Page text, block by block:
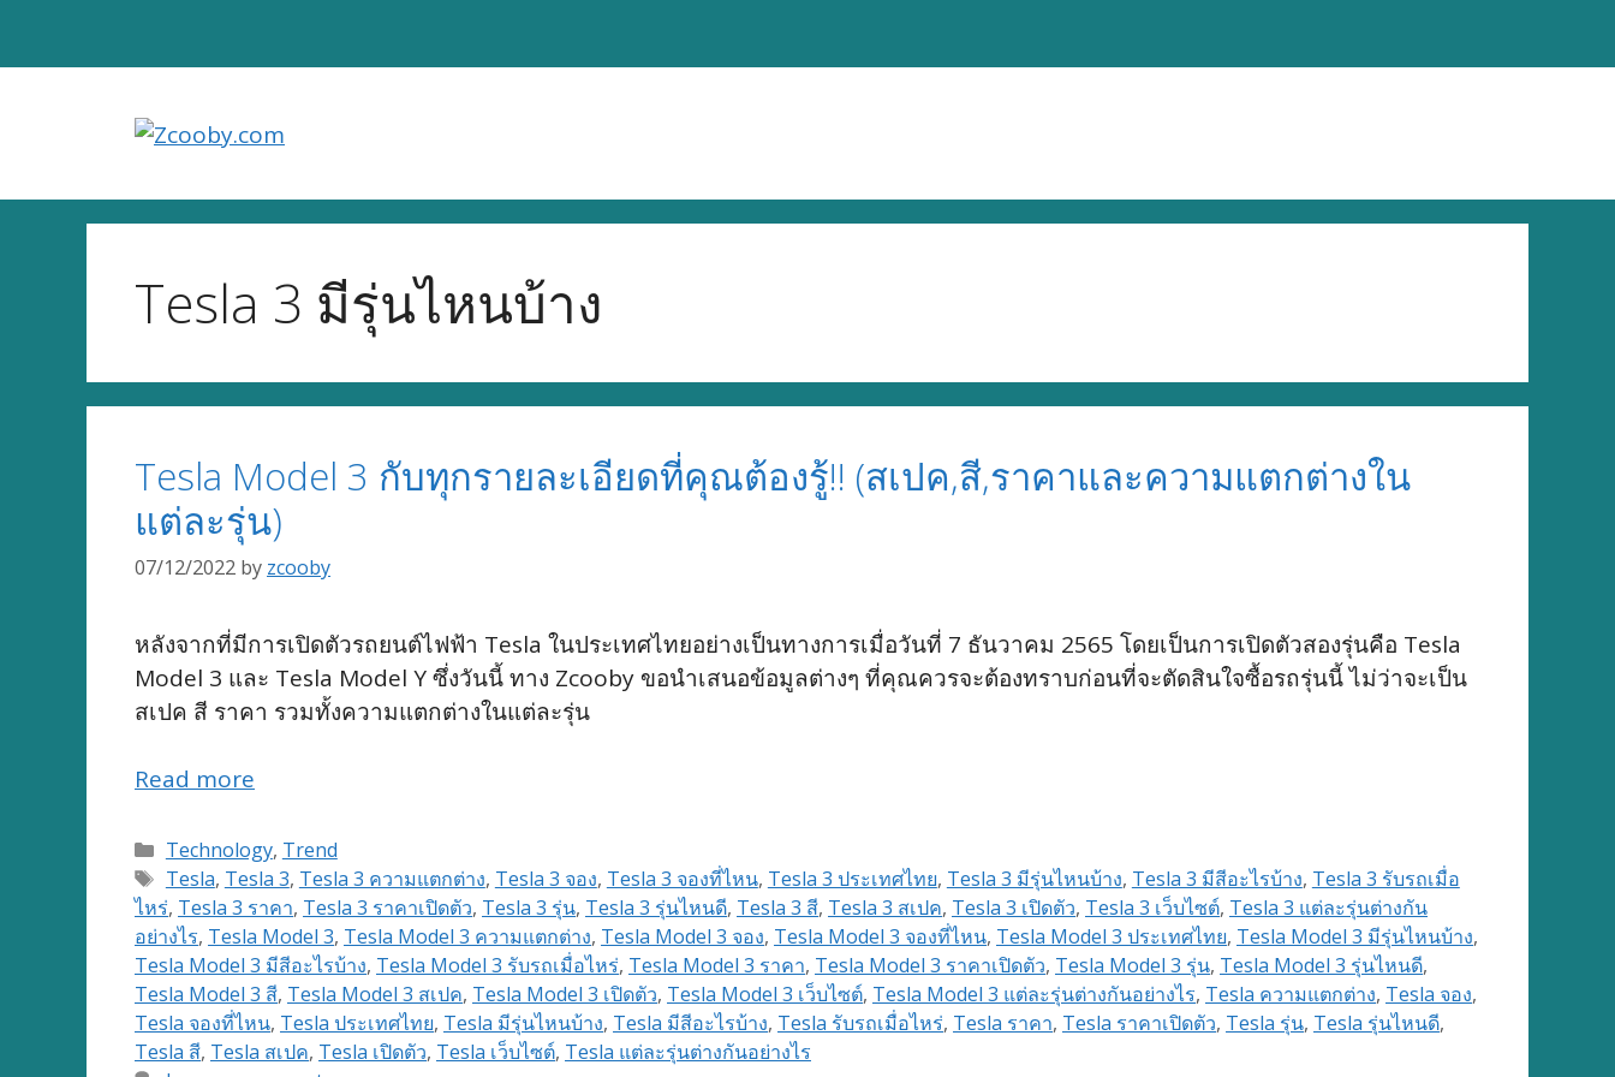
Tesla 3 มีรุ่นไหนบ้าง
Tesla Model 3 กับทุกรายละเอียดที่คุณต้องรู้!! (สเปค,สี,ราคาและความแตกต่างใน
แต่ละรุ่น)
07/12/2022 by zcooby
หลังจากที่มีการเปิดตัวรถยนต์ไฟฟ้า Tesla ในประเทศไทยอย่างเป็นทางการเมื่อวันที่ 7 ธันวาคม 2565 โดยเป็นการเปิดตัวสองรุ่นคือ Tesla
Model 3 และ Tesla Model Y ซึ่งวันนี้ ทาง Zcooby ขอนำเสนอข้อมูลต่างๆ ที่คุณควรจะต้องทราบก่อนที่จะตัดสินใจซื้อรถรุ่นนี้ ไม่ว่าจะเป็น
สเปค สี ราคา รวมทั้งความแตกต่างในแต่ละรุ่น
Read more
Categories
Technology, Trend
Tags
Tesla, Tesla 3, Tesla 3 ความแตกต่าง, Tesla 3 จอง, Tesla 3 จองที่ไหน, Tesla 3 ประเทศไทย, Tesla 3 มีรุ่นไหนบ้าง, Tesla 3 มีสีอะไรบ้าง, Tesla 3 รับรถเมื่อ
ไหร่, Tesla 3 ราคา, Tesla 3 ราคาเปิดตัว, Tesla 3 รุ่น, Tesla 3 รุ่นไหนดี, Tesla 3 สี, Tesla 3 สเปค, Tesla 3 เปิดตัว, Tesla 3 เว็บไซต์, Tesla 3 แต่ละรุ่นต่างกัน
อย่างไร, Tesla Model 3, Tesla Model 3 ความแตกต่าง, Tesla Model 3 จอง, Tesla Model 3 จองที่ไหน, Tesla Model 3 ประเทศไทย, Tesla Model 3 มีรุ่นไหนบ้าง,
Tesla Model 3 มีสีอะไรบ้าง, Tesla Model 3 รับรถเมื่อไหร่, Tesla Model 3 ราคา, Tesla Model 3 ราคาเปิดตัว, Tesla Model 3 รุ่น, Tesla Model 3 รุ่นไหนดี,
Tesla Model 3 สี, Tesla Model 3 สเปค, Tesla Model 3 เปิดตัว, Tesla Model 3 เว็บไซต์, Tesla Model 3 แต่ละรุ่นต่างกันอย่างไร, Tesla ความแตกต่าง, Tesla จอง,
Tesla จองที่ไหน, Tesla ประเทศไทย, Tesla มีรุ่นไหนบ้าง, Tesla มีสีอะไรบ้าง, Tesla รับรถเมื่อไหร่, Tesla ราคา, Tesla ราคาเปิดตัว, Tesla รุ่น, Tesla รุ่นไหนดี,
Tesla สี, Tesla สเปค, Tesla เปิดตัว, Tesla เว็บไซต์, Tesla แต่ละรุ่นต่างกันอย่างไร